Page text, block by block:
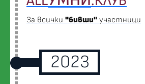
За всички "бивши" участници
2023